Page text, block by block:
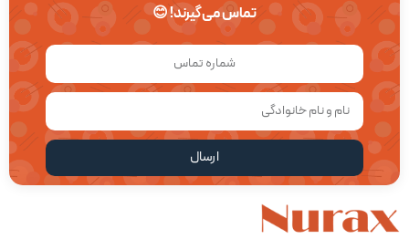
منبع تغذیه هدفون محفظه شارژ
محدوده عملکرد هندزفری
تماس می‌گیرند! 😊
ارسال